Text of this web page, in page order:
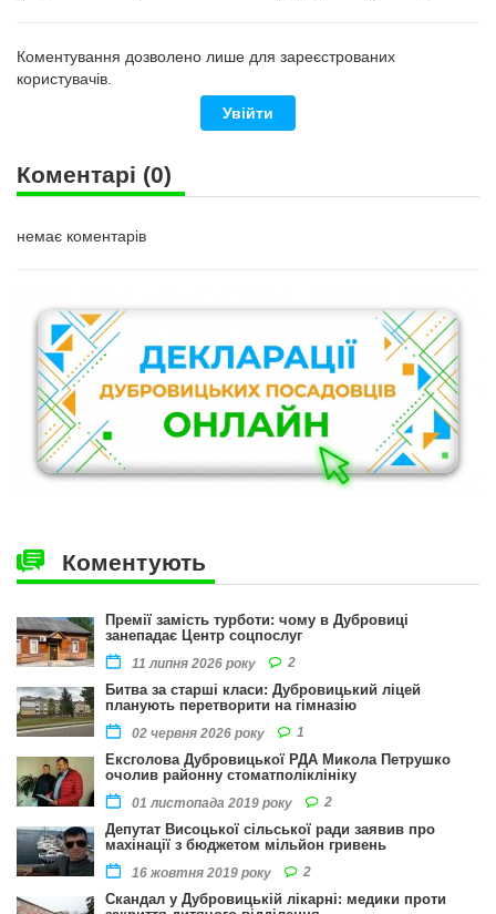
Коментування дозволено лише для зареєстрованих
користувачів.
Увійти
Коментарі (0)
немає коментарів
Коментують
Премії замість турботи: чому в Дубровиці
занепадає Центр соцпослуг
11 липня 2026 року 2
Битва за старші класи: Дубровицький ліцей
планують перетворити на гімназію
02 червня 2026 року 1
Ексголова Дубровицької РДА Микола Петрушко
очолив районну стоматполіклініку
01 листопада 2019 року 2
Депутат Висоцької сільської ради заявив про
махінації з бюджетом мільйон гривень
16 жовтня 2019 року 2
Скандал у Дубровицькій лікарні: медики проти